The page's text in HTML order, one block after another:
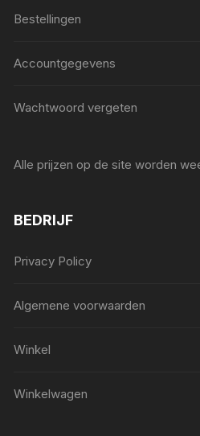
Bestellingen
Accountgegevens
Wachtwoord vergeten
Alle prijzen op de site worden
BEDRIJF
Privacy Policy
Algemene voorwaarden
Winkel
Winkelwagen